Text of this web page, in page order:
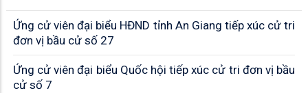
cấp
Ứng cử viên đại biểu HĐND tỉnh An Giang tiếp xúc cử tri
đơn vị bầu cử số 27
Ứng cử viên đại biểu Quốc hội tiếp xúc cử tri đơn vị bầu
cử số 7